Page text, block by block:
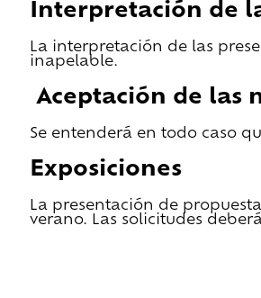
Interpretación de
La interpretación de las
inapelable.
Aceptación de las
Se entenderá en todo caso
Exposiciones
La presentación de
verano. Las solicitudes